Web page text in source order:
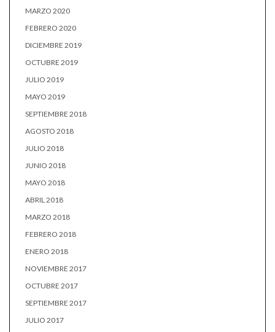
MARZO 2020
FEBRERO 2020
DICIEMBRE 2019
OCTUBRE 2019
JULIO 2019
MAYO 2019
SEPTIEMBRE 2018
AGOSTO 2018
JULIO 2018
JUNIO 2018
MAYO 2018
ABRIL 2018
MARZO 2018
FEBRERO 2018
ENERO 2018
NOVIEMBRE 2017
OCTUBRE 2017
SEPTIEMBRE 2017
JULIO 2017